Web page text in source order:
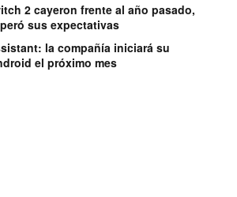
2 cayeron frente al año pasado,
sus expectativas
la compañía iniciará su
el próximo mes